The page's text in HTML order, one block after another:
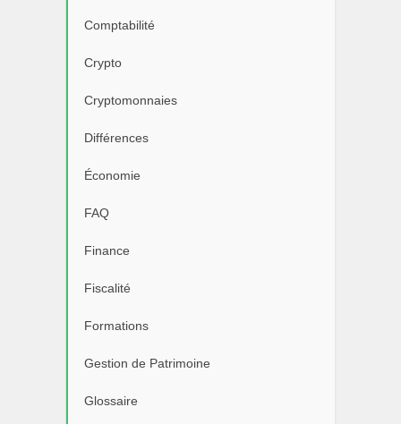
Comptabilité
Crypto
Cryptomonnaies
Différences
Économie
FAQ
Finance
Fiscalité
Formations
Gestion de Patrimoine
Glossaire